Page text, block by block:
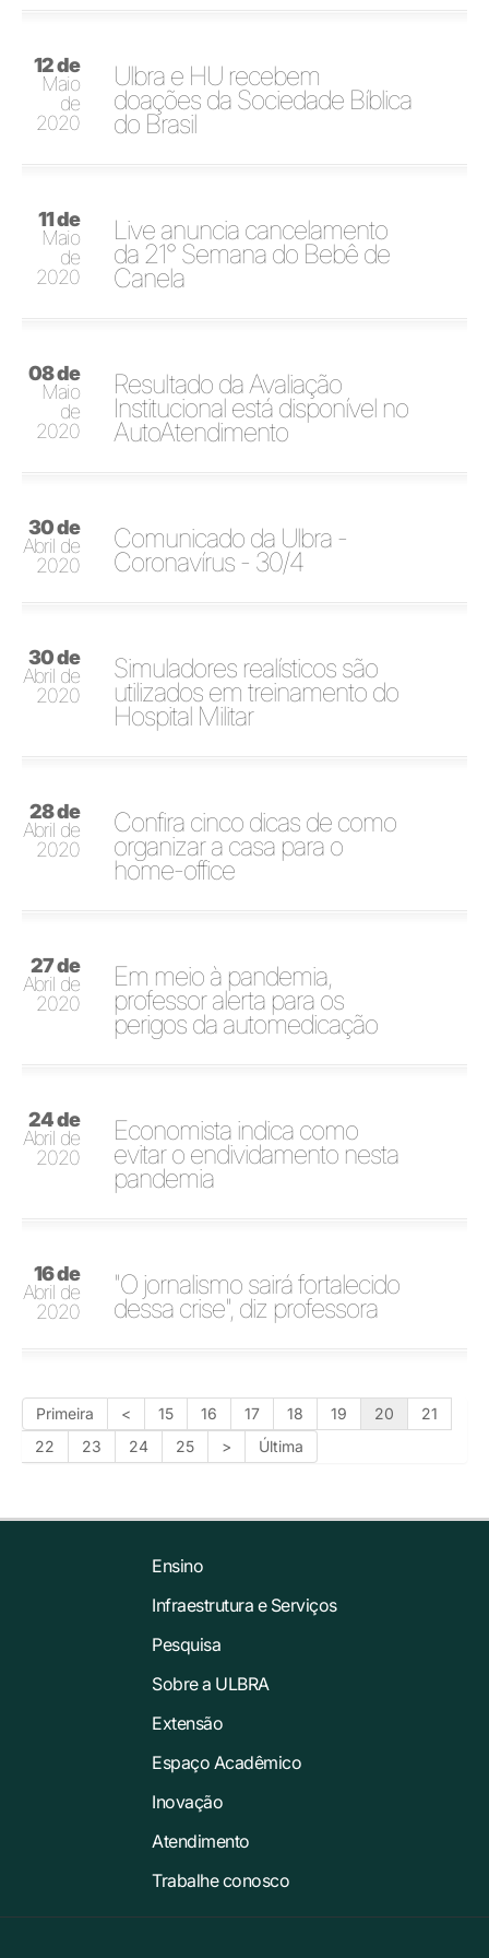
12 de
Maio
de
2020
Ulbra e HU recebem
doações da Sociedade Bíblica
do Brasil
11 de
Maio
de
2020
Live anuncia cancelamento
da 21° Semana do Bebê de
Canela
08 de
Maio
de
2020
Resultado da Avaliação
Institucional está disponível no
AutoAtendimento
30 de
Abril de
2020
Comunicado da Ulbra -
Coronavírus - 30/4
30 de
Abril de
2020
Simuladores realísticos são
utilizados em treinamento do
Hospital Militar
28 de
Abril de
2020
Confira cinco dicas de como
organizar a casa para o
home-office
27 de
Abril de
2020
Em meio à pandemia,
professor alerta para os
perigos da automedicação
24 de
Abril de
2020
Economista indica como
evitar o endividamento nesta
pandemia
16 de
Abril de
2020
"O jornalismo sairá fortalecido
dessa crise", diz professora
Primeira < 15 16 17 18 19 20
21
22
23 24 25 > Última
Ensino
Infraestrutura e Serviços
Pesquisa
Sobre a ULBRA
Extensão
Espaço Acadêmico
Inovação
Atendimento
Trabalhe conosco